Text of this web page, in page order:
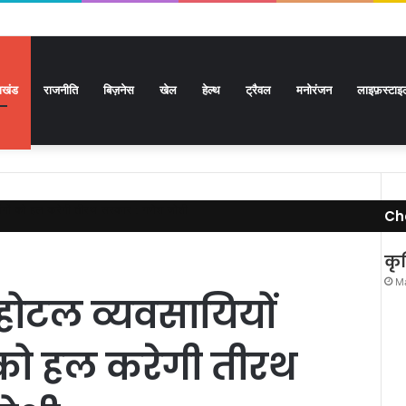
राजनीति बिज़नेस खेल हेल्थ ट्रैवल मनोरंजन
व्यवसायियों
हल करेगी तीरथ